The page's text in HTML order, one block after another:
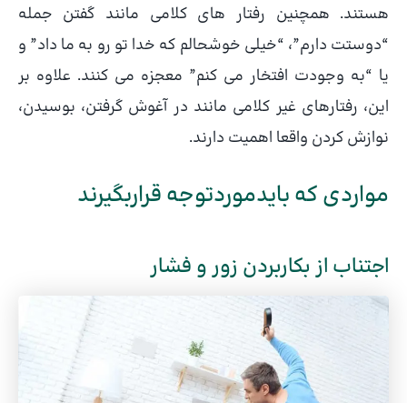
هستند. همچنین رفتار های کلامی مانند گفتن جمله
“دوستت دارم”، “خیلی خوشحالم که خدا تو رو به ما داد” و
یا “به وجودت افتخار می کنم” معجزه می کنند. علاوه بر
این، رفتارهای غیر کلامی مانند در آغوش گرفتن، بوسیدن،
نوازش کردن واقعا اهمیت دارند.
مواردی که بایدموردتوجه قراربگیرند
اجتناب از بکاربردن زور و فشار